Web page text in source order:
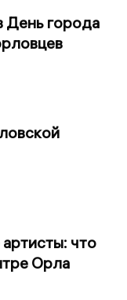
День города
что
Орла